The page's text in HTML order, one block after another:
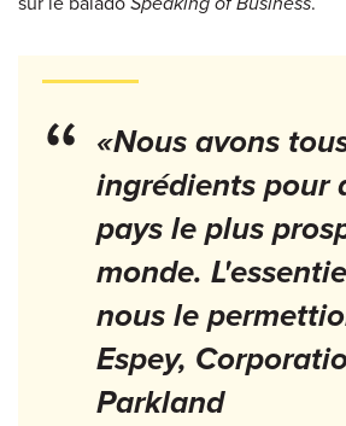
“ «Nous avons
ingrédients pour
pays le plus
monde.
nous le
Espey,
Parkland